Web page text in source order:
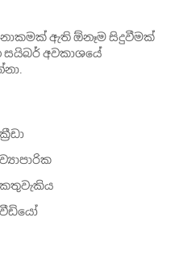
ඇති ඕනෑම සිදුවීමක්
සයිබර් අවකාශයේ
ක්‍රී​ඩා
ව්‍යාපාරික
කතුවැකිය
වීඩියෝ